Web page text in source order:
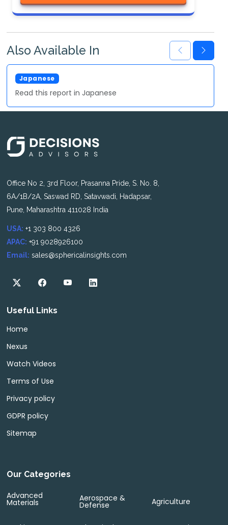
Also Available In
Japanese
Read this report in Japanese
Office No 2, 3rd Floor, Prasanna Pride, S. No. 8,
6A/1B/2A, Saswad RD, Satavwadi, Hadapsar,
Pune, Maharashtra 411028 India
USA: +1 303 800 4326
APAC: +91 9028926100
Email: sales@sphericalinsights.com
Useful Links
Home
Nexus
Watch Videos
Terms of Use
Privacy policy
GDPR policy
Sitemap
Our Categories
Advanced
Materials Aerospace &
Defense Agriculture